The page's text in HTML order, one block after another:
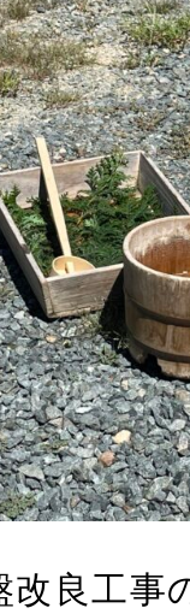
改良工事